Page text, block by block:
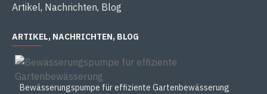
Artikel, Nachrichten, Blog
ARTIKEL, NACHRICHTEN, BLOG
Bewässerungspumpe für effiziente Gartenbewässerung